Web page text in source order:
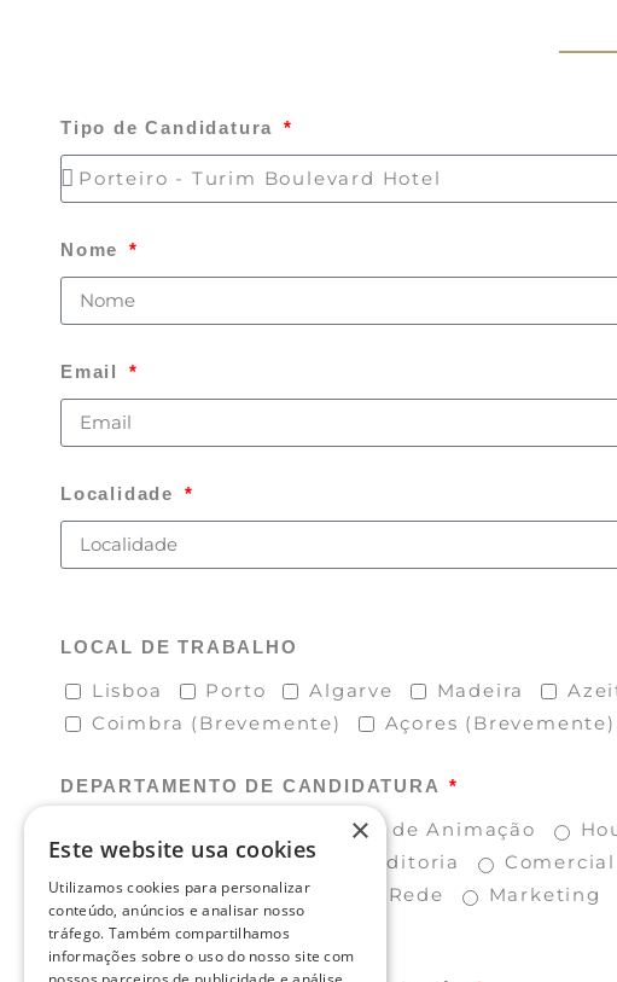
Tipo de Candidatura
Nome
Email
Localidade
LOCAL DE TRABALHO
Lisboa Porto Algarve Madeira
Coimbra (Brevemente)
Açores (Brevemente)
DEPARTAMENTO DE CANDIDATURA
Equipa de Animação
Área Administrativa
Auditoria Comercial
Informática e Sistemas de Rede
Marketing
×
Este website usa cookies
Utilizamos cookies para personalizar
conteúdo, anúncios e analisar nosso
tráfego. Também compartilhamos
informações sobre o uso do nosso site com